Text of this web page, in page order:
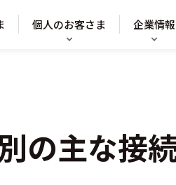
個人のお客さま 企業情報
の主な接